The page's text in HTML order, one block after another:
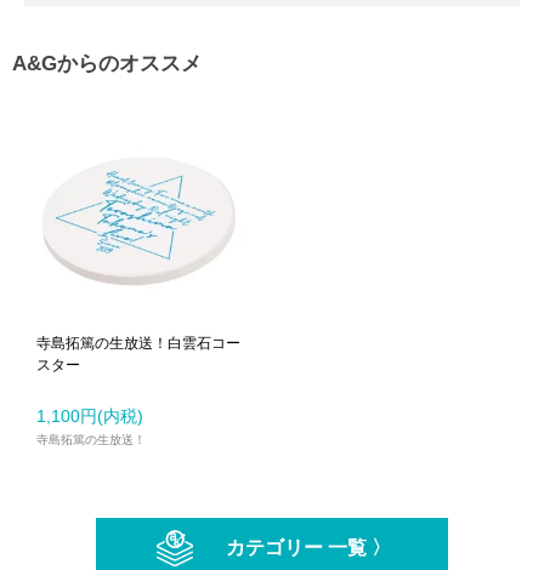
A&Gからのオススメ
寺島拓篤の生放送！白雲石コー
スター
1,100円(内税)
寺島拓篤の生放送！
カテゴリー 一覧 〉